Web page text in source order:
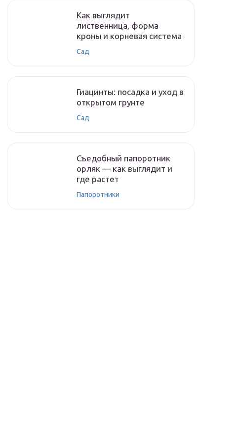
Как выглядит
лиственница, форма
кроны и корневая система
Сад
Гиацинты: посадка и уход в
открытом грунте
Сад
Съедобный папоротник
орляк — как выглядит и
где растет
Папоротники